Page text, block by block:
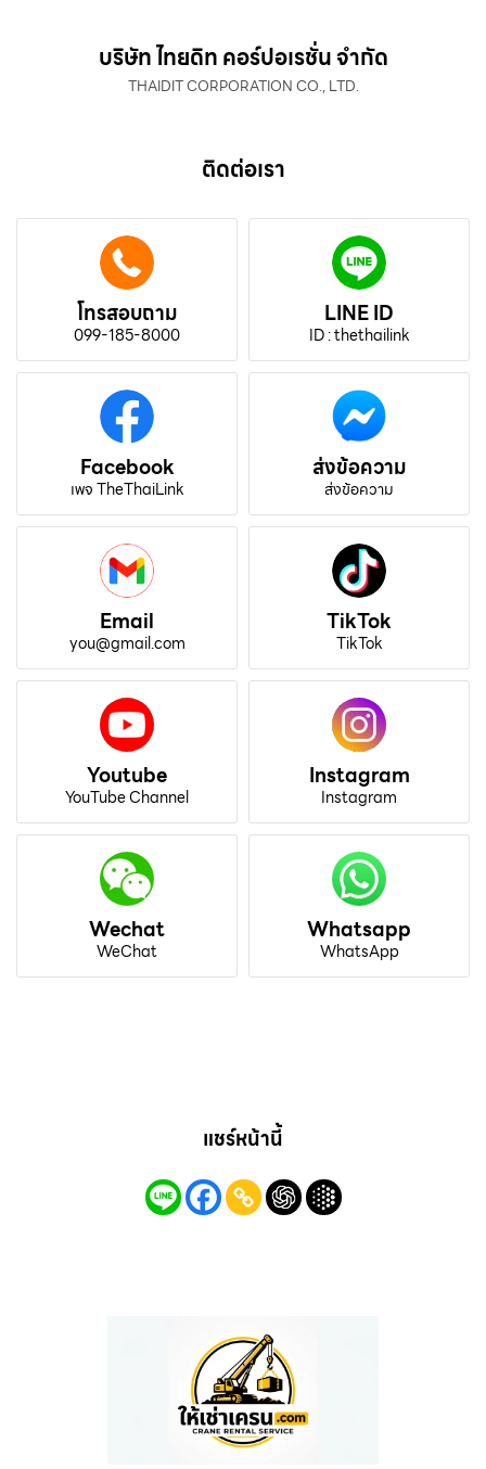
บริษัท ไทยดิท คอร์ปอเรชั่น จำกัด
THAIDIT CORPORATION CO., LTD.
ติดต่อเรา
โทรสอบถาม
099-185-8000
LINE ID
ID : thethailink
Facebook
เพจ TheThaiLink
ส่งข้อความ
ส่งข้อความ
Email
you@gmail.com
TikTok
TikTok
Youtube
YouTube Channel
Instagram
Instagram
Wechat
WeChat
Whatsapp
WhatsApp
แชร์หน้านี้